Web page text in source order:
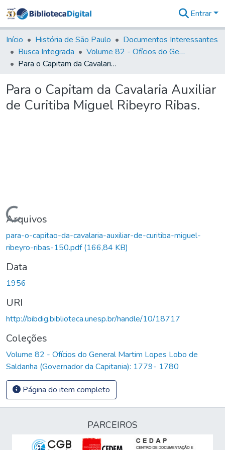
&
Coleções
Tudo na
Biblioteca
Estatísticas
Entrar
Início História de São Paulo
Documentos Interessantes
Busca Integrada
Volume 82 - Ofícios do General Martim Lopes Lobo de Saldanha (Governador da Capitania): 1779- 1780
Para o Capitam da Cavalaria Auxiliar de Curitiba Miguel Ribeyro Ribas.
Para o Capitam da Cavalaria Auxiliar
de Curitiba Miguel Ribeyro Ribas.
Carregando...
Arquivos
para-o-capitao-da-cavalaria-auxiliar-de-curitiba-miguel-
ribeyro-ribas-150.pdf(166,84 KB)
Data
1956
URI
http://bibdig.biblioteca.unesp.br/handle/10/18717
Coleções
Volume 82 - Ofícios do General Martim Lopes Lobo de
Saldanha (Governador da Capitania): 1779- 1780
Página do item completo
PARCEIROS